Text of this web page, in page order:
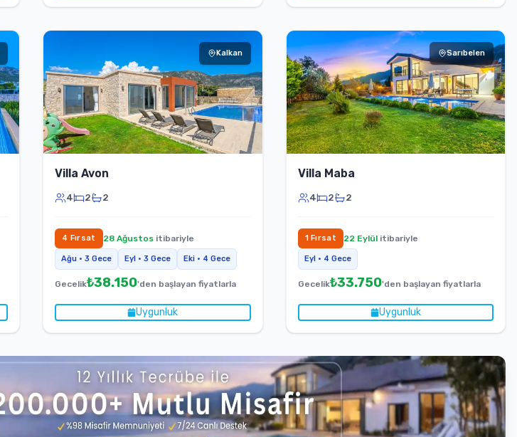
Kalkan
Villa Avon
4 2 2
4 Fırsat 28 Ağustositibariyle
Ağu •3 Gece Eyl •3 Gece Eki • 4 Gece
Gecelik₺38.150'den başlayan fiyatlarla
Uygunluk
Sarıbelen
Villa Maba
4 2 2
1 Fırsat 22 Eylülitibariyle
Eyl • 4 Gece
Gecelik₺33.750'den başlayan fiyatlarla
Uygunluk